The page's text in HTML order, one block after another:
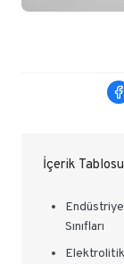
İçerik Tablosu
Sınıfları
Elektrolitik